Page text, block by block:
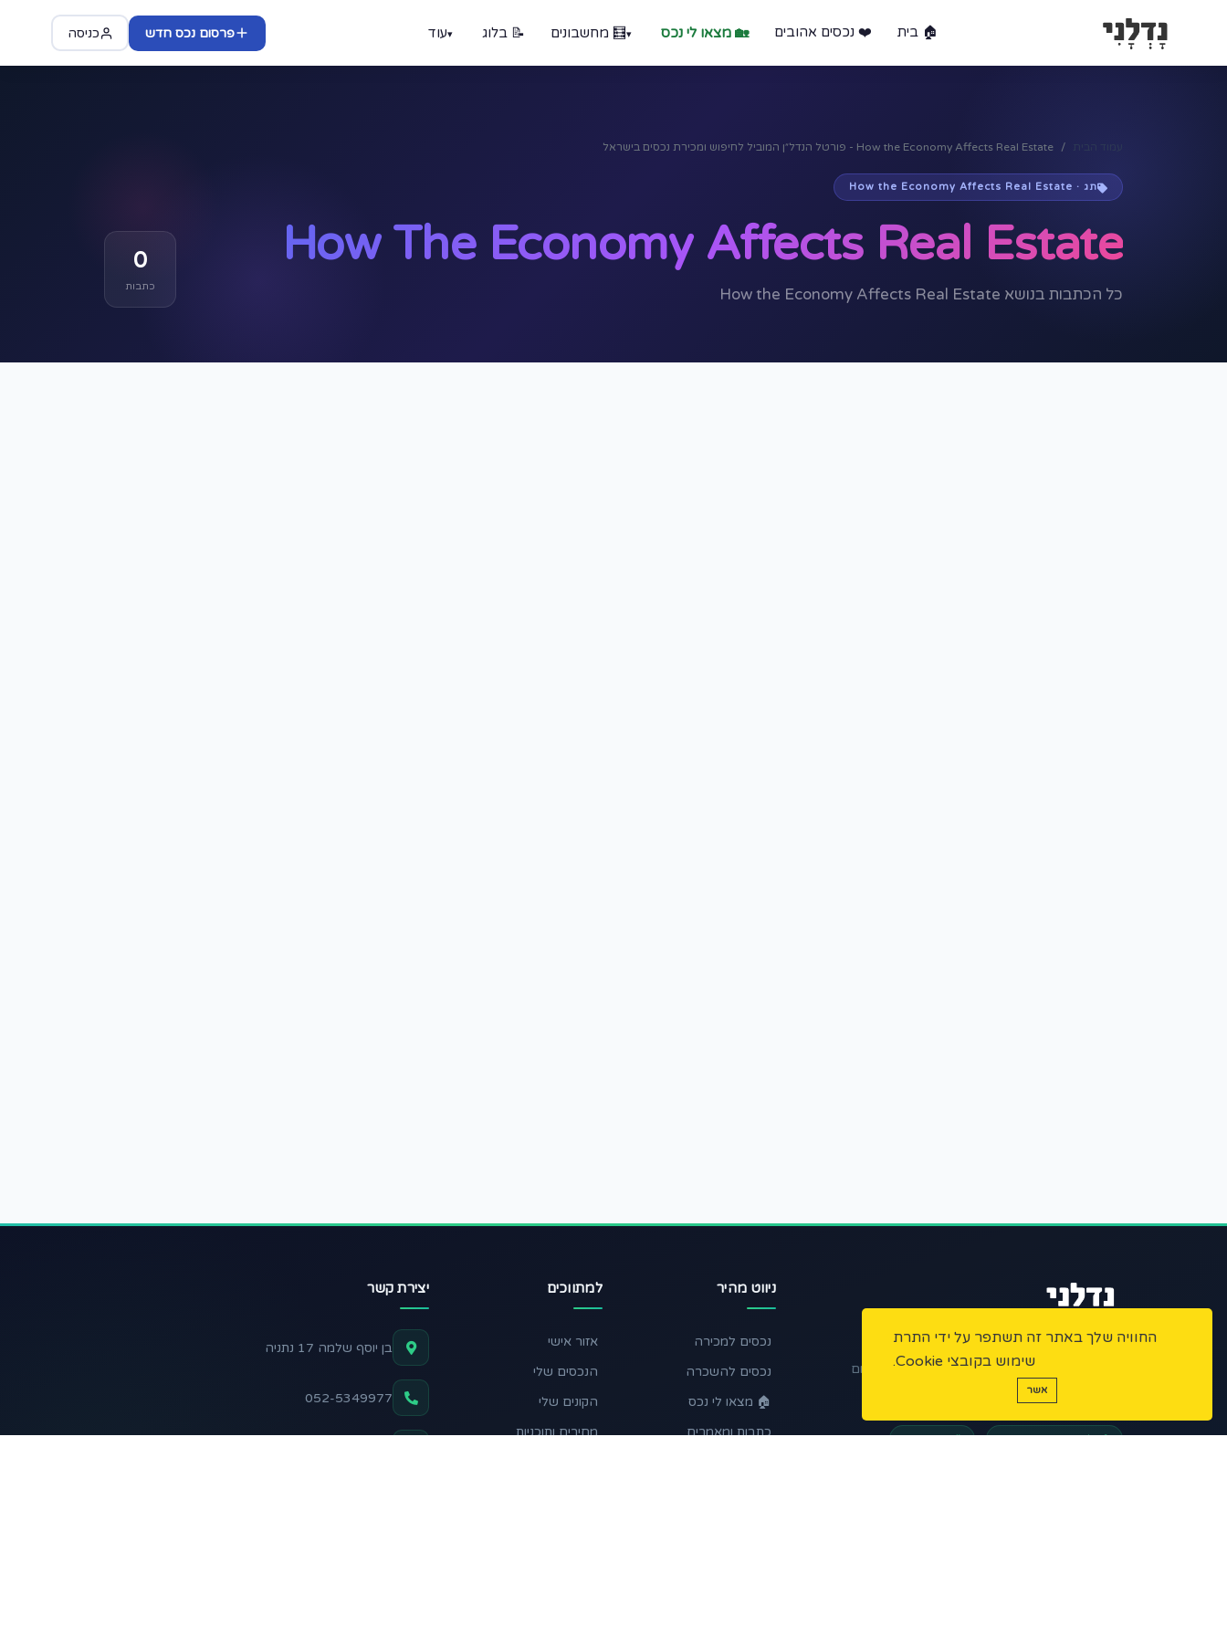
🏠 בית ❤️ נכסים אהובים 🏡 מצאו לי נכס 🧮 מחשבונים 📝 בלוג עוד פרסום נכס חדש כניסה
How the Economy Affects Real Estate - פורטל הנדל״ן המוביל לחיפוש ומכירת נכסים בישראל
תג · How the Economy Affects Real Estate
How The Economy Affects Real Estate
כל הכתבות בנושא How the Economy Affects Real Estate
0
כתבות
הפלטפורמה המתקדמת למתווכי נדל"ן בישראל.
ניהול נכסים, שיווק דיגיטלי ואוטומציות – הכל במקום
פלטפורמה מאובטחת מורשי תיווך
ניווט מהיר
נכסים למכירה
נכסים להשכרה
🏠 מצאו לי נכס
כתבות ומאמרים
למתווכים
אזור אישי
הנכסים שלי
הקונים שלי
מחירים ותוכניות
יצירת קשר
בן יוסף שלמה 17 נתניה
052-5349977
החוויה שלך באתר זה תשתפר על ידי התרת
שימוש בקובצי Cookie.
אשר